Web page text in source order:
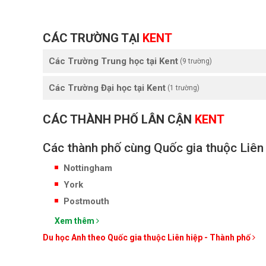
CÁC TRƯỜNG TẠI KENT
Các Trường Trung học tại Kent (9 trường)
Các Trường Đại học tại Kent (1 trường)
CÁC THÀNH PHỐ LÂN CẬN KENT
Các thành phố cùng Quốc gia thuộc Liên
Nottingham
York
Postmouth
Xem thêm
Du học Anh theo Quốc gia thuộc Liên hiệp - Thành phố